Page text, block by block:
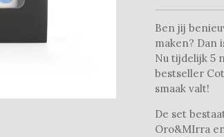
Ben jij
maken? Dan
Nu tijdelijk 5
bestseller
smaak valt!
De set
Oro&MIrra